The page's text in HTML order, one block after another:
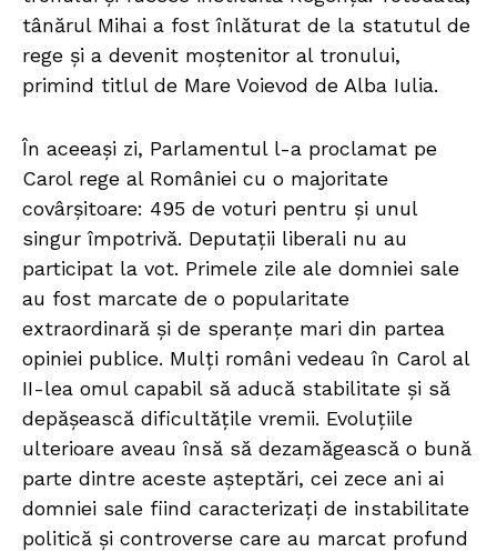
tânărul Mihai a fost înlăturat de la statutul de
rege și a devenit moștenitor al tronului,
primind titlul de Mare Voievod de Alba Iulia.
În aceeași zi, Parlamentul l-a proclamat pe
Carol rege al României cu o majoritate
covârșitoare: 495 de voturi pentru și unul
singur împotrivă. Deputații liberali nu au
participat la vot. Primele zile ale domniei sale
au fost marcate de o popularitate
extraordinară și de speranțe mari din partea
opiniei publice. Mulți români vedeau în Carol al
II-lea omul capabil să aducă stabilitate și să
depășească dificultățile vremii. Evoluțiile
ulterioare aveau însă să dezamăgească o bună
parte dintre aceste așteptări, cei zece ani ai
domniei sale fiind caracterizați de instabilitate
politică și controverse care au marcat profund